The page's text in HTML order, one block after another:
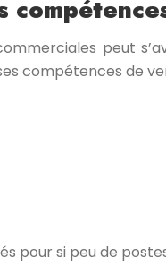
peut
compétences de
pour si peu de